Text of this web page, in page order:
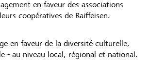
en faveur des associations
coopératives de Raiffeisen.
en faveur de la diversité culturelle,
- au niveau local, régional et national.